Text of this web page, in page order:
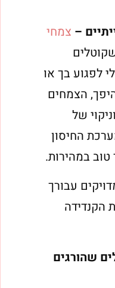
– צמחי
לפגוע בך או
הצמחים
של
החיסון
במהירות.
עבורך
שהורגים